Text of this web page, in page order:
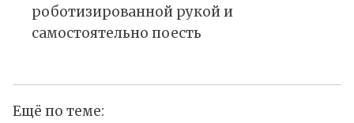
роботизированной рукой и
самостоятельно поесть
Ещё по теме: